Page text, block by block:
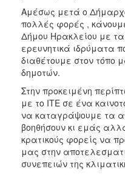
Αμέσως μετά ο
πολλές φορές ,
Δήμου Ηρακλείου με
ερευνητικά ιδρύματα
διαθέτουμε στον τόπο
δημοτών.
Στην προκειμένη
με το ΙΤΕ σε ένα
να καταγράψουμε τα
βοηθήσουν κι εμάς
κρατικούς φορείς να
μας στην
συνεπειών της